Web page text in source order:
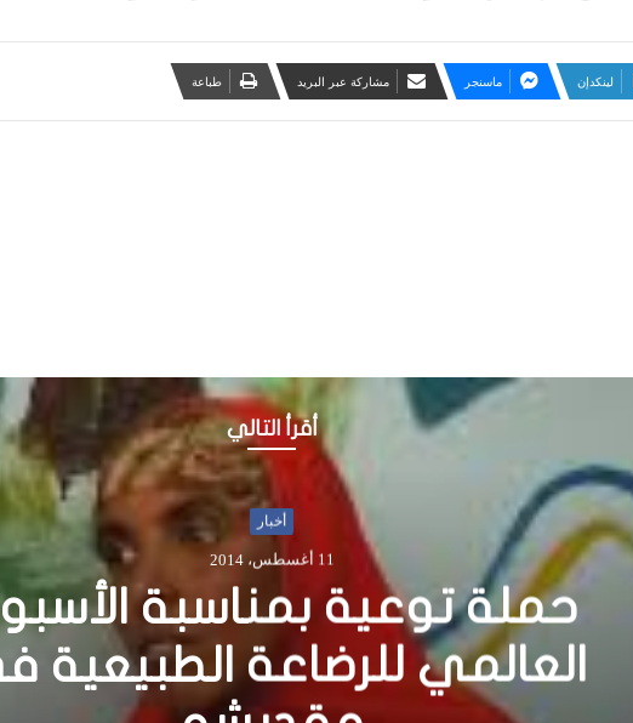
لينكدإن ماسنجر مشاركة عبر البريد طباعة
أقرأ التالي
أخبار
تفجير واطلاق نار في فندق
بمقديشو